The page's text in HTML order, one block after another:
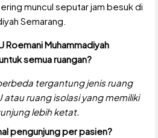
muncul seputar jam besuk di
Semarang.
Roemani Muhammadiyah
semua ruangan?
tergantung jenis ruang
ruang isolasi yang memiliki
lebih ketat.
pengunjung per pasien?